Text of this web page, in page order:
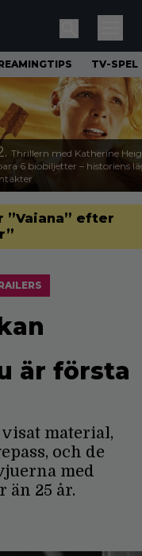
TV-SPEL
Thrillern med Katherine
6 biobiljetter – historiens
”Vaiana” efter
är första
material,
och de
med
än 25 år.